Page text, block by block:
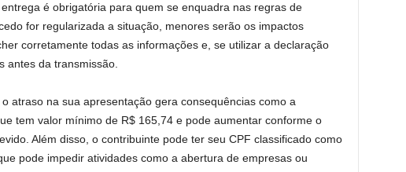
é obrigatória para quem se enquadra nas regras de
for regularizada a situação, menores serão os impactos
corretamente todas as informações e, se utilizar a declaração
antes da transmissão.
atraso na sua apresentação gera consequências como a
tem valor mínimo de R$ 165,74 e pode aumentar conforme o
Além disso, o contribuinte pode ter seu CPF classificado como
pode impedir atividades como a abertura de empresas ou